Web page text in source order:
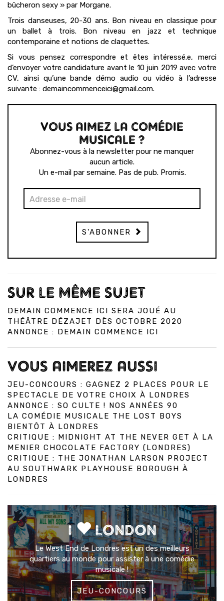
bûcheron sexy » par Morgane.
Trois danseuses, 20-30 ans. Bon niveau en classique pour
un ballet à trois. Bon niveau en jazz et technique
contemporaine et notions de claquettes.
Si vous pensez correspondre et êtes intéressé.e, merci
d’envoyer votre candidature avant le 10 juin 2019 avec votre
CV, ainsi qu’une bande démo audio ou vidéo à l’adresse
suivante : demaincommenceici@gmail.com.
VOUS AIMEZ LA COMÉDIE
MUSICALE ?
Abonnez-vous à la newsletter pour ne manquer
aucun article.
Un e-mail par semaine. Pas de pub. Promis.
S'ABONNER
SUR LE MÊME SUJET
DEMAIN COMMENCE ICI SERA JOUÉ AU
THÉÂTRE DÉZAJET DÈS OCTOBRE 2020
ANNONCE : DEMAIN COMMENCE ICI
VOUS AIMEREZ AUSSI
JEU-CONCOURS : GAGNEZ 2 PLACES POUR LE
SPECTACLE DE VOTRE CHOIX À LONDRES
ANNONCE : SO CULTE ! NOS ANNÉES 90
LA COMÉDIE MUSICALE THE LOST BOYS
BIENTÔT À LONDRES
CRITIQUE : MIDNIGHT AT THE NEVER GET À LA
MENIER CHOCOLATE FACTORY (LONDRES)
CRITIQUE : THE JONATHAN LARSON PROJECT
AU SOUTHWARK PLAYHOUSE BOROUGH À
LONDRES
I LONDON
Le West End de Londres est un des meilleurs
quartiers au monde pour assister à une comédie
musicale !
JEU-CONCOURS